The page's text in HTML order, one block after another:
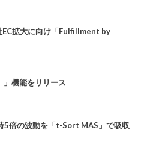
拡大に向け「Fulfillment by
」機能をリリース
5倍の波動を「t-Sort MAS」で吸収